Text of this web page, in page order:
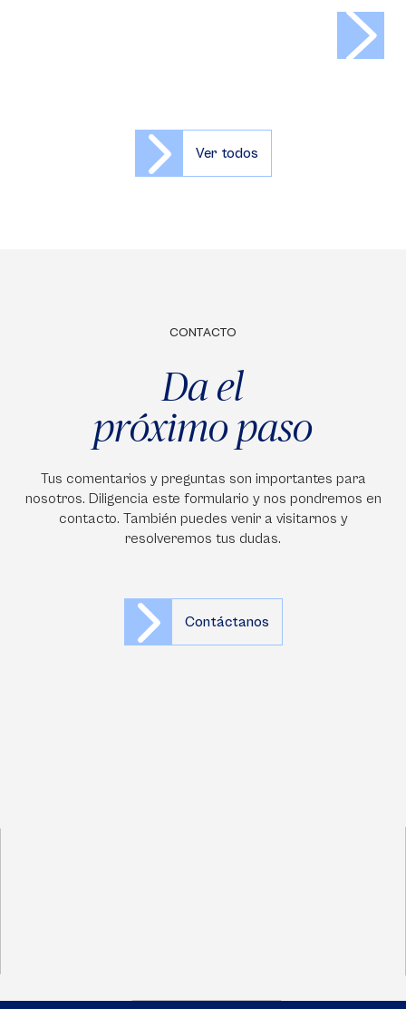
Ver todos
CONTACTO
Da el
próximo paso
Tus comentarios y preguntas son importantes para
nosotros. Diligencia este formulario y nos pondremos en
contacto. También puedes venir a visitarnos y
resolveremos tus dudas.
Contáctanos